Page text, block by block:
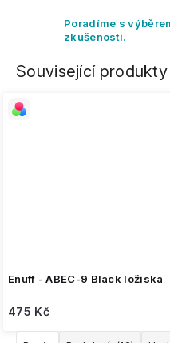
Poradíme s
zkušeností.
Související produkty
Enuff - ABEC-9 Black ložiska
475 Kč